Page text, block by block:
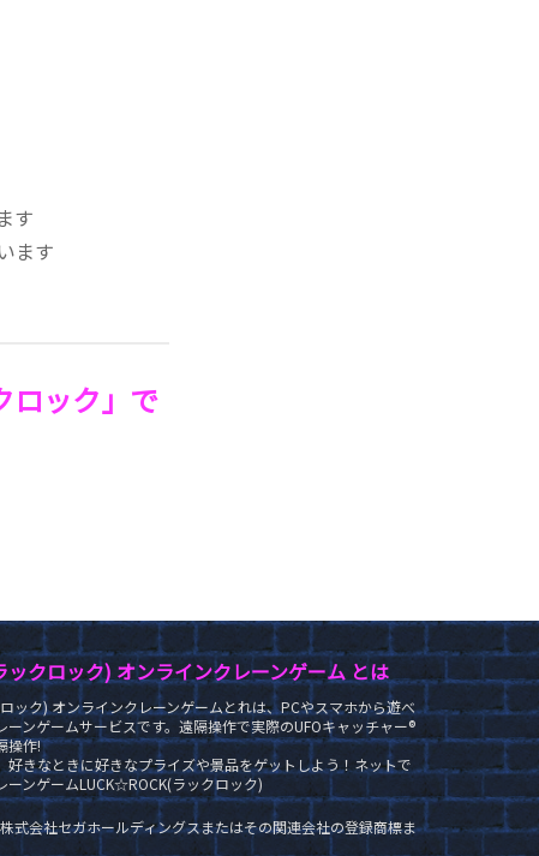
す
ます
ロック」で
クロック) オンラインクレーンゲーム とは
ック) オンラインクレーンゲームとれは、PCやスマホから遊べ
ーンゲームサービスです。遠隔操作で実際のUFOキャッチャー®
操作!
好きなときに好きなプライズや景品をゲットしよう！ネットで
ーンゲームLUCK☆ROCK(ラックロック)
式会社セガホールディングスまたはその関連会社の登録商標ま